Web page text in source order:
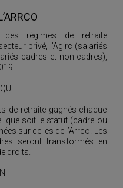
régimes de retraite
privé, l’Agirc (salariés
cadres et non-cadres),
de retraite gagnés chaque
que soit le statut (cadre ou
sur celles de l’Arrco. Les
seront transformés en
droits.